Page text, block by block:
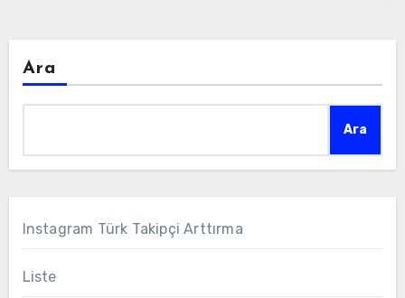
Ara
Ara
Instagram Türk Takipçi Arttırma
Liste